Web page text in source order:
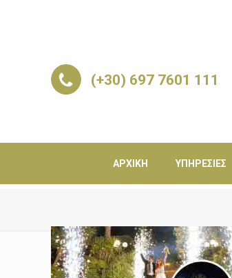
(+30) 697 7601 111
ΑΡΧΙΚΉ ΥΠΗΡΕΣΊΕΣ